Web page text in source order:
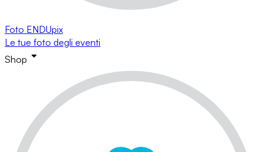
Foto ENDUpix
Le tue foto degli eventi
Shop